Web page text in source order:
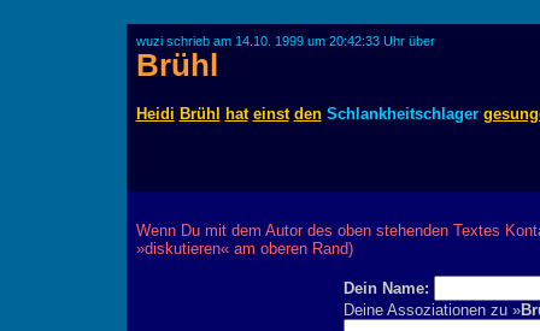
wuzi schrieb am 14.10. 1999 um 20:42:33 Uhr über
Brühl
Heidi Brühl hat einst denSchlankheitschlager
Wenn Du mit dem Autor des oben stehenden Textes
»diskutieren« am oberen Rand)
Dein Name:
Deine Assoziationen zu »